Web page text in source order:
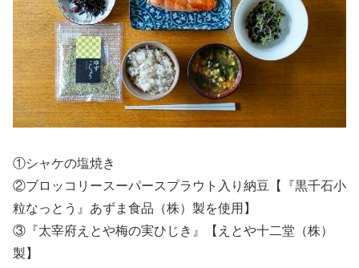
①シャケの塩焼き
②ブロッコリースーパースプラウト入り納豆【『黒千石小
粒なっとう』あずま食品（株）製を使用】
③『太宰府えとや梅の実ひじき』【えとや十二堂（株）
製】